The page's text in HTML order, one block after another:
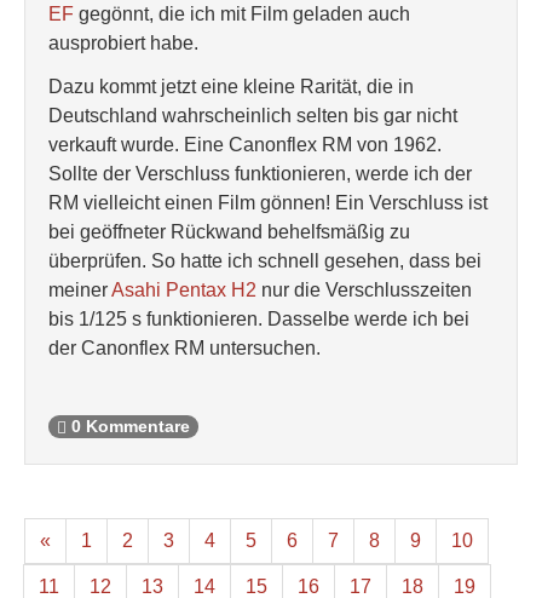
EF gegönnt, die ich mit Film geladen auch
ausprobiert habe.
Dazu kommt jetzt eine kleine Rarität, die in
Deutschland wahrscheinlich selten bis gar nicht
verkauft wurde. Eine Canonflex RM von 1962.
Sollte der Verschluss funktionieren, werde ich der
RM vielleicht einen Film gönnen! Ein Verschluss ist
bei geöffneter Rückwand behelfsmäßig zu
überprüfen. So hatte ich schnell gesehen, dass bei
meinerAsahi Pentax H2 nur die Verschlusszeiten
bis 1/125 s funktionieren. Dasselbe werde ich bei
der Canonflex RM untersuchen.
0 Kommentare
« 1 2 3 4 5 6 7 8 9 10
11 12 13 14 15 16 17 18 19